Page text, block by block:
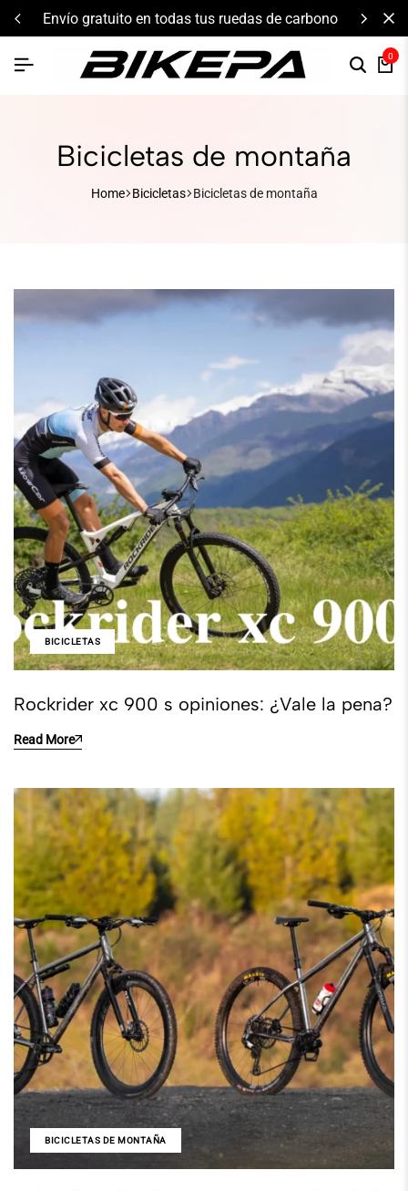
envío gratuito en todas tus ruedas de carbono
0
Bicicletas de montaña
Home Bicicletas Bicicletas de montaña
BICICLETAS
Rockrider xc 900 s opiniones: ¿Vale la pena?
Read More
BICICLETAS DE MONTAÑA